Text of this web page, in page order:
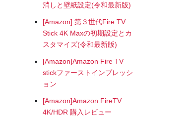
消しと壁紙設定(令和最新版)
[Amazon] 第３世代Fire TV
Stick 4K Maxの初期設定とカ
スタマイズ(令和最新版)
[Amazon]Amazon Fire TV
stickファーストインプレッシ
ョン
[Amazon]Amazon FireTV
4K/HDR 購入レビュー